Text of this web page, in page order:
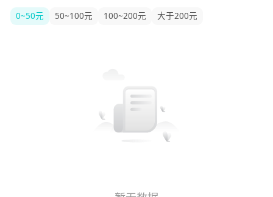
0~50元 50~100元 100~200元 大于200元